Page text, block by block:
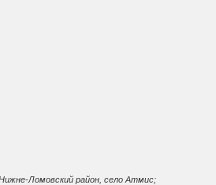
Ломовский район, село Атмис;